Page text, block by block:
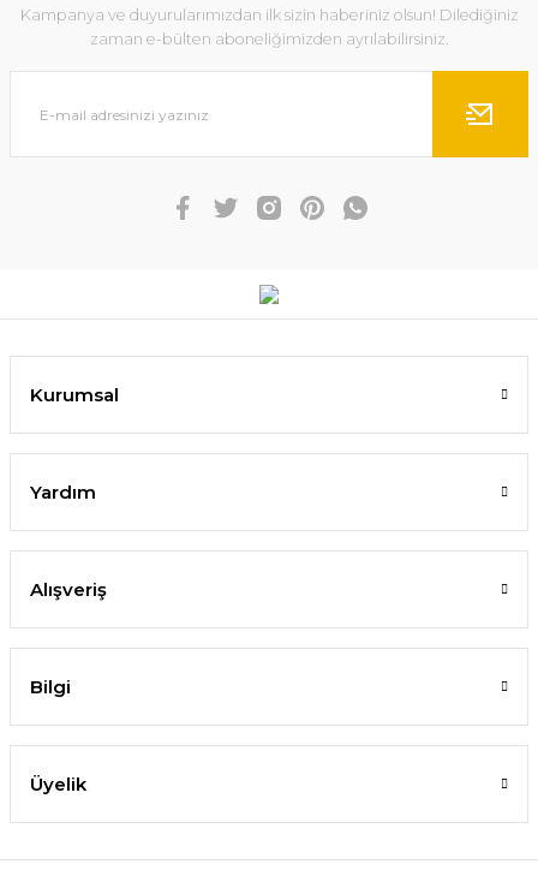
Kampanya ve duyurularımızdan ilk sizin haberiniz olsun! Dilediğiniz
zaman e-bülten aboneliğimizden ayrılabilirsiniz.
Kurumsal
Yardım
Alışveriş
Bilgi
Üyelik